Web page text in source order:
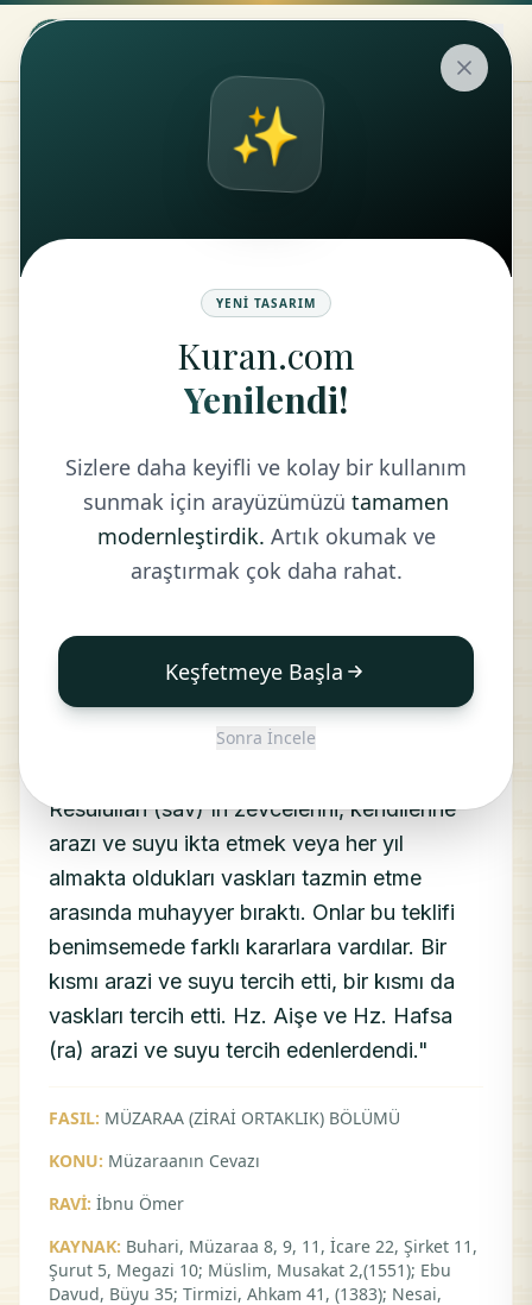
Hadis
MÜZARAA (ZİRAİ ORTAKLIK) BÖLÜMÜ
ARA
olan bütün mahsulün yarısı karşılığında
Hayber`ı (Yahudilere) verdi. Her sene
zevcelerine, yüz vask veriyordu. Seksen
vask kuru hurma, yirmi vask arpa. Hz. Ömer
Resulullah (sav)`ın zevcelerini, kendilerine
arazı ve suyu ikta etmek veya her yıl
almakta oldukları vaskları tazmin etme
arasında muhayyer bıraktı. Onlar bu teklifi
benimsemede farklı kararlara vardılar. Bir
kısmı arazi ve suyu tercih etti, bir kısmı da
vaskları tercih etti. Hz. Aişe ve Hz. Hafsa
(ra) arazi ve suyu tercih edenlerdendi."
FASIL: MÜZARAA (ZİRAİ ORTAKLIK) BÖLÜMÜ
KONU: Müzaraanın Cevazı
RAVİ: İbnu Ömer
KAYNAK: Buhari, Müzaraa 8, 9, 11, İcare 22, Şirket 11,
Şurut 5, Megazi 10; Müslim, Musakat 2,(1551); Ebu
Davud, Büyu 35; Tirmizi, Ahkam 41, (1383); Nesai,
✨
YENI TASARIM
Kuran.com
Yenilendi!
Sizlere daha keyifli ve kolay bir kullanım
sunmak için arayüzümüzü tamamen
modernleştirdik. Artık okumak ve
araştırmak çok daha rahat.
Keşfetmeye Başla
Sonra İncele